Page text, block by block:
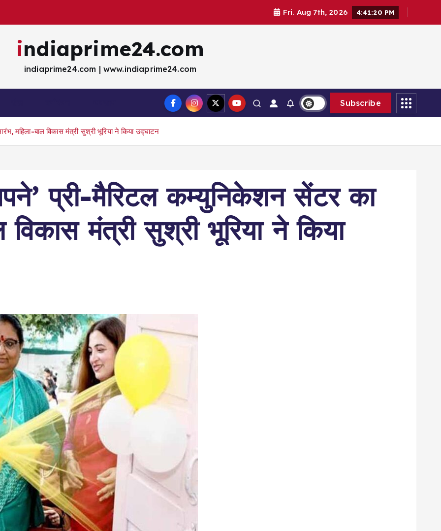
Fri. Aug 7th, 2026 4:41:22 PM
indiaprime24.com
indiaprime24.com | www.indiaprime24.com
Subscribe
महिला-बाल विकास मंत्री सुश्री भूरिया ने किया उद्घाटन
प्री-मैरिटल कम्युनिकेशन सेंटर का
मंत्री सुश्री भूरिया ने किया